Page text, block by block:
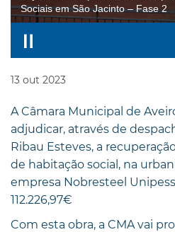
Sociais em São Jacinto – Fase 2
13 out 2023
A Câmara Municipal de
adjudicar, através de
Ribau Esteves, a
de habitação social, na
empresa Nobresteel
112.226,97€
Com esta obra, a CMA vai